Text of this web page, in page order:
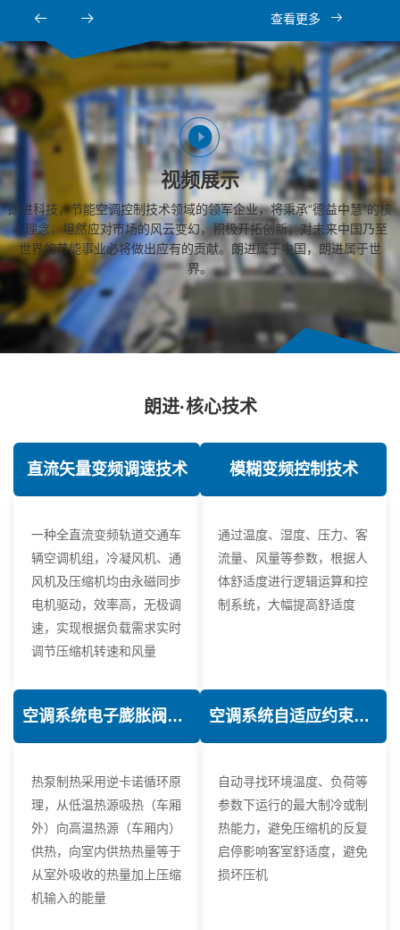
查看更多
视频展示
朗进科技，节能空调控制技术领域的领军企业，将秉承“德益中慧”的核
心理念，坦然应对市场的风云变幻，积极开拓创新，对未来中国乃至
世界的节能事业必将做出应有的贡献。朗进属于中国，朗进属于世
界。
朗进·核心技术
直流矢量变频调速技术
一种全直流变频轨道交通车
辆空调机组，冷凝风机、通
风机及压缩机均由永磁同步
电机驱动，效率高，无极调
速，实现根据负载需求实时
调节压缩机转速和风量
模糊变频控制技术
通过温度、湿度、压力、客
流量、风量等参数，根据人
体舒适度进行逻辑运算和控
制系统，大幅提高舒适度
空调系统电子膨胀阀热力学优化技术
热泵制热采用逆卡诺循环原
理，从低温热源吸热（车厢
外）向高温热源（车厢内）
供热，向室内供热热量等于
从室外吸收的热量加上压缩
机输入的能量
空调系统自适应约束控制技术
自动寻找环境温度、负荷等
参数下运行的最大制冷或制
热能力，避免压缩机的反复
启停影响客室舒适度，避免
损坏压机